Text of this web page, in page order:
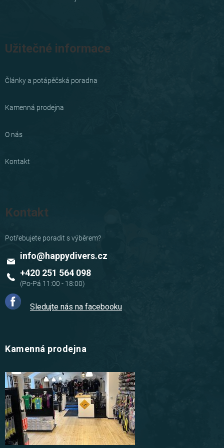
Užitečné informace
Články a potápěčská poradna
Kamenná prodejna
O nás
Kontakt
Kontakt
info@happydivers.cz
+420 251 564 098
Sledujte nás na facebooku
Kamenná prodejna